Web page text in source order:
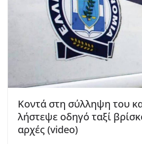
Κοντά στη σύλληψη του
λήστεψε οδηγό ταξί
αρχές (video)